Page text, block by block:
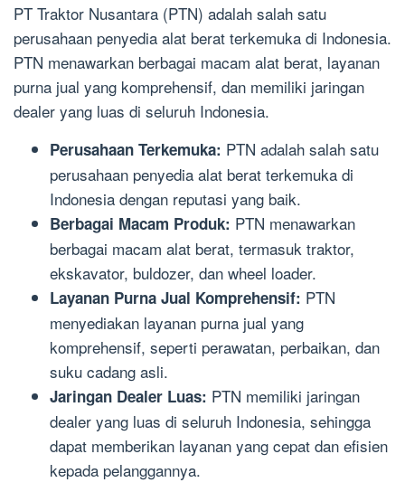
PT Traktor Nusantara (PTN) adalah salah satu
perusahaan penyedia alat berat terkemuka di Indonesia.
PTN menawarkan berbagai macam alat berat, layanan
purna jual yang komprehensif, dan memiliki jaringan
dealer yang luas di seluruh Indonesia.
Perusahaan Terkemuka: PTN adalah salah satu
perusahaan penyedia alat berat terkemuka di
Indonesia dengan reputasi yang baik.
Berbagai Macam Produk: PTN menawarkan
berbagai macam alat berat, termasuk traktor,
ekskavator, buldozer, dan wheel loader.
Layanan Purna Jual Komprehensif: PTN
menyediakan layanan purna jual yang
komprehensif, seperti perawatan, perbaikan, dan
suku cadang asli.
Jaringan Dealer Luas: PTN memiliki jaringan
dealer yang luas di seluruh Indonesia, sehingga
dapat memberikan layanan yang cepat dan efisien
kepada pelanggannya.